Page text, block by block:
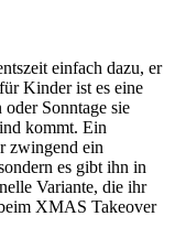
einfach dazu, er
Kinder ist es eine
Sonntage sie
kommt. Ein
zwingend ein
es gibt ihn in
Variante, die ihr
XMAS Takeover